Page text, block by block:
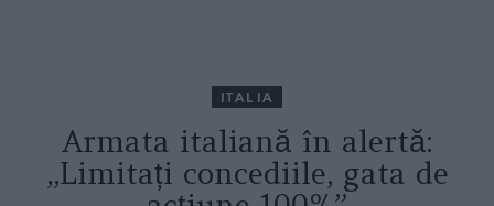
ITALIA
Armata italiană în alertă:
„Limitați concediile, gata de